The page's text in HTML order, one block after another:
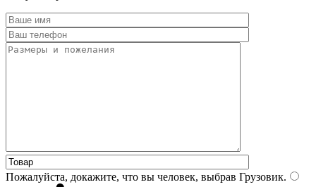
Пожалуйста, докажите, что вы человек, выбрав Грузовик.